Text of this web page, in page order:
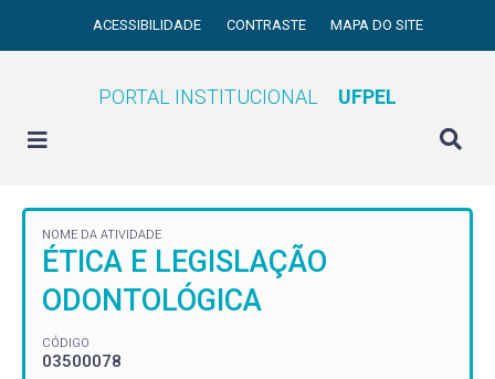
ACESSIBILIDADE CONTRASTE MAPA DO SITE
PORTAL INSTITUCIONAL UFPEL
NOME DA ATIVIDADE
ÉTICA E LEGISLAÇÃO
ODONTOLÓGICA
CÓDIGO
03500078